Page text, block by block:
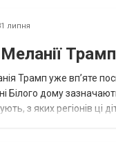
липня
Трамп уже впʼяте
Білого дому
з яких регіонів ці